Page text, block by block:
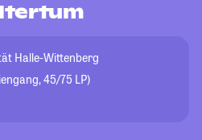
Halle-Wittenberg
45/75 LP)